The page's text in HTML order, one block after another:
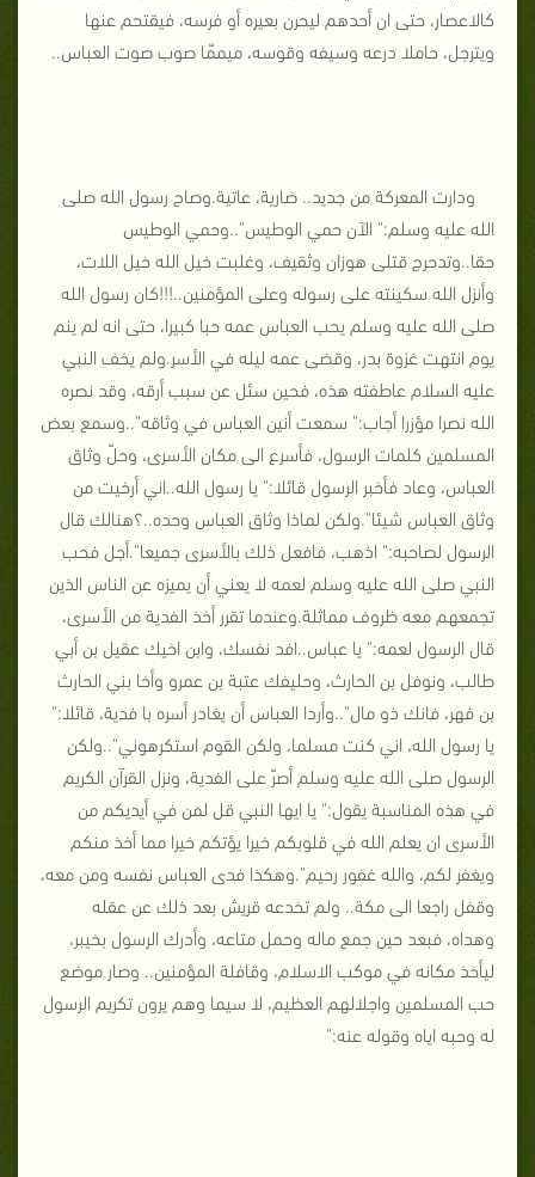
كالاعصار، حتى ان أحدهم ليحرن بعيره أو فرسه، فيقتحم عنها
ويترجل، حاملا درعه وسيفه وقوسه، ميممّا صوب صوت العباس..
ودارت المعركة من جديد.. ضارية، عاتية.وصاح رسول الله صلى
الله عليه وسلم:" الآن حمي الوطيس"..وحمي الوطيس
حقا..وتدحرج قتلى هوزان وثقيف، وغلبت خيل الله خيل اللات،
وأنزل الله سكينته على رسوله وعلى المؤمنين..!!!كان رسول الله
صلى الله عليه وسلم يحب العباس عمه حبا كبيرا، حتى انه لم ينم
يوم انتهت غزوة بدر، وقضى عمه ليله في الأسر.ولم يخف النبي
عليه السلام عاطفته هذه، فحين سئل عن سبب أرقه، وقد نصره
الله نصرا مؤزرا أجاب:" سمعت أنين العباس في وثاقه"..وسمع بعض
المسلمين كلمات الرسول، فأسرع الى مكان الأسرى، وحلّ وثاق
العباس، وعاد فأخبر الرسول قائلا:" يا رسول الله..اني أرخيت من
وثاق العباس شيئا".ولكن لماذا وثاق العباس وحده..؟هنالك قال
الرسول لصاحبه:" اذهب، فافعل ذلك بالأسرى جميعا".أجل فحب
النبي صلى الله عليه وسلم لعمه لا يعني أن يميزه عن الناس الذين
تجمعهم معه ظروف مماثلة.وعندما تقرر أخذ الفدية من الأسرى،
قال الرسول لعمه:" يا عباس..افد نفسك، وابن اخيك عقيل بن أبي
طالب، ونوفل بن الحارث، وحليفك عتبة بن عمرو وأخا بني الحارث
بن فهر، فانك ذو مال"..وأردا العباس أن يغادر أسره با فدية، قائلا:"
يا رسول الله، اني كنت مسلما، ولكن القوم استكرهوني"..ولكن
الرسول صلى الله عليه وسلم أصرّ على الفدية، ونزل القرآن الكريم
في هذه المناسبة يقول:" يا ايها النبي قل لمن في أيديكم من
الأسرى ان يعلم الله في قلوبكم خيرا يؤتكم خيرا مما أخذ منكم
ويغفر لكم، والله غفور رحيم".وهكذا فدى العباس نفسه ومن معه،
وقفل راجعا الى مكة.. ولم تخدعه قريش بعد ذلك عن عقله
وهداه، فبعد حين جمع ماله وحمل متاعه، وأدرك الرسول بخيبر،
ليأخذ مكانه في موكب الاسلام، وقافلة المؤمنين.. وصار موضع
حب المسلمين واجلالهم العظيم، لا سيما وهم يرون تكريم الرسول
له وحبه اياه وقوله عنه:"